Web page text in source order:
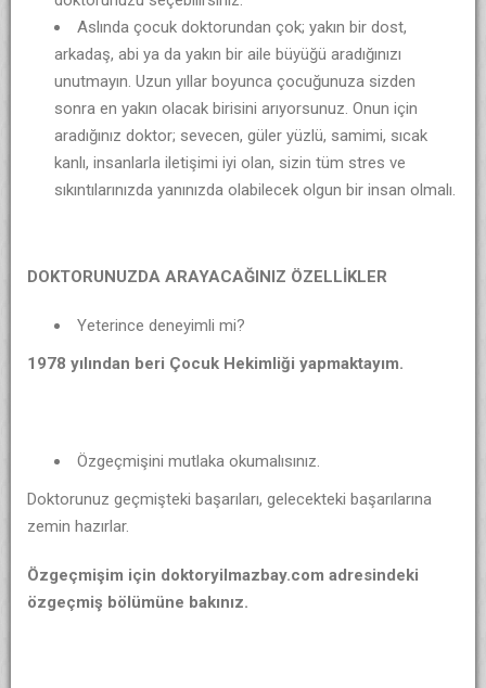
Aslında çocuk doktorundan çok; yakın bir dost,
arkadaş, abi ya da yakın bir aile büyüğü aradığınızı
unutmayın. Uzun yıllar boyunca çocuğunuza sizden
sonra en yakın olacak birisini arıyorsunuz. Onun için
aradığınız doktor; sevecen, güler yüzlü, samimi, sıcak
kanlı, insanlarla iletişimi iyi olan, sizin tüm stres ve
sıkıntılarınızda yanınızda olabilecek olgun bir insan olmalı.
DOKTORUNUZDA ARAYACAĞINIZ ÖZELLİKLER
Yeterince deneyimli mi?
1978 yılından beri Çocuk Hekimliği yapmaktayım.
Özgeçmişini mutlaka okumalısınız.
Doktorunuz geçmişteki başarıları, gelecekteki başarılarına
zemin hazırlar.
Özgeçmişim için doktoryilmazbay.com adresindeki
özgeçmiş bölümüne bakınız.